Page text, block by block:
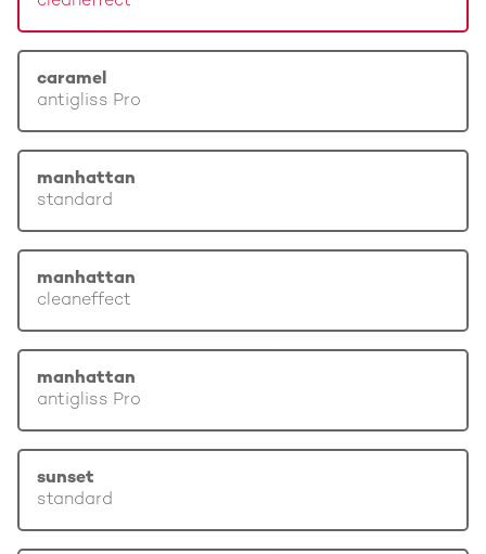
caramel
antigliss Pro
manhattan
standard
manhattan
cleaneffect
manhattan
antigliss Pro
sunset
standard